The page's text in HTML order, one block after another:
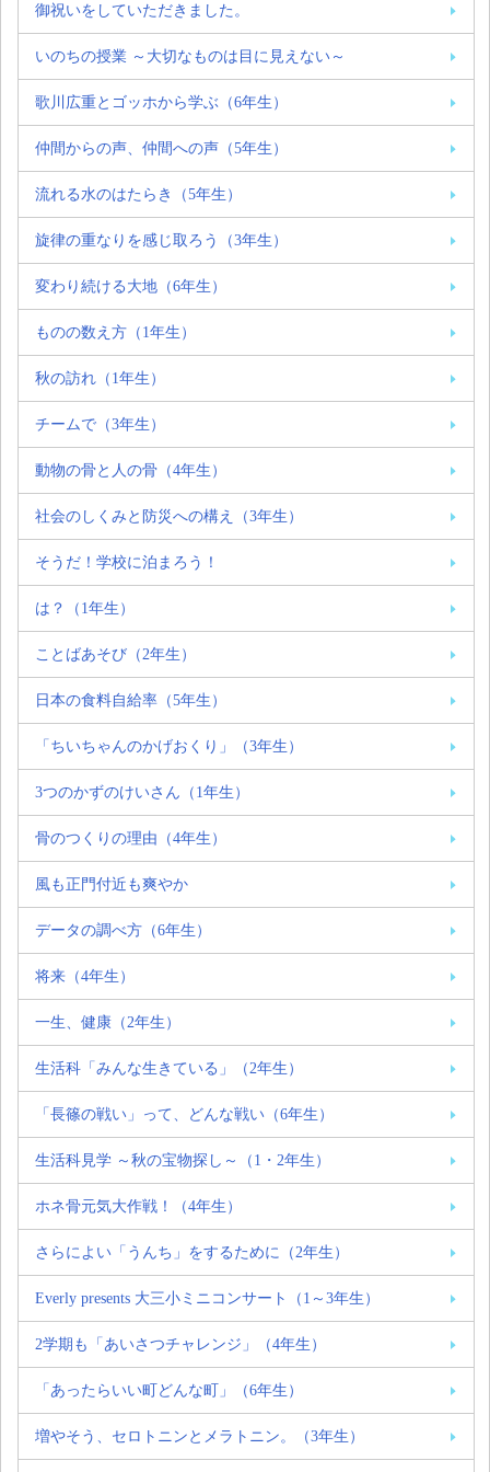
御祝いをしていただきました。
いのちの授業 ～大切なものは目に見えない～
歌川広重とゴッホから学ぶ（6年生）
仲間からの声、仲間への声（5年生）
流れる水のはたらき（5年生）
旋律の重なりを感じ取ろう（3年生）
変わり続ける大地（6年生）
ものの数え方（1年生）
秋の訪れ（1年生）
チームで（3年生）
動物の骨と人の骨（4年生）
社会のしくみと防災への構え（3年生）
そうだ！学校に泊まろう！
は？（1年生）
ことばあそび（2年生）
日本の食料自給率（5年生）
「ちいちゃんのかげおくり」（3年生）
3つのかずのけいさん（1年生）
骨のつくりの理由（4年生）
風も正門付近も爽やか
データの調べ方（6年生）
将来（4年生）
一生、健康（2年生）
生活科「みんな生きている」（2年生）
「長篠の戦い」って、どんな戦い（6年生）
生活科見学 ～秋の宝物探し～（1・2年生）
ホネ骨元気大作戦！（4年生）
さらによい「うんち」をするために（2年生）
Everly presents 大三小ミニコンサート（1～3年生）
2学期も「あいさつチャレンジ」（4年生）
「あったらいい町どんな町」（6年生）
増やそう、セロトニンとメラトニン。（3年生）